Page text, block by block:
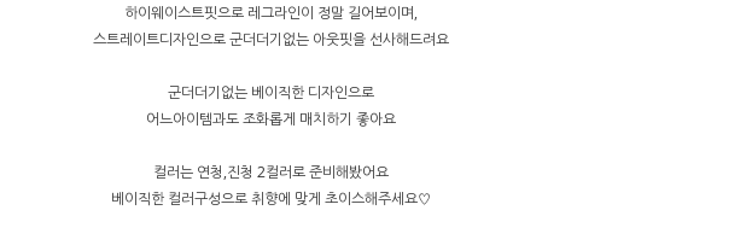
하이웨이스트핏으로 레그라인이 정말 길어보이며,
스트레이트디자인으로 군더더기없는 아웃핏을 선사해드려요
군더더기없는 베이직한 디자인으로
어느아이템과도 조화롭게 매치하기 좋아요
컬러는 연청,진청 2컬러로 준비해봤어요
베이직한 컬러구성으로 취향에 맞게 초이스해주세요♡